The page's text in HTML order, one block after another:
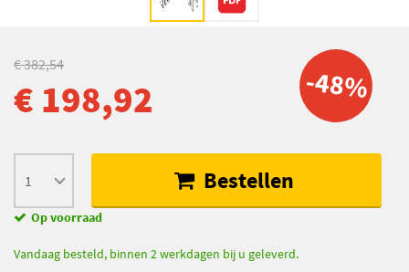
-48%
€ 382,54
€ 198,92
Bestellen
Op voorraad
Vandaag besteld, binnen 2 werkdagen bij u geleverd.